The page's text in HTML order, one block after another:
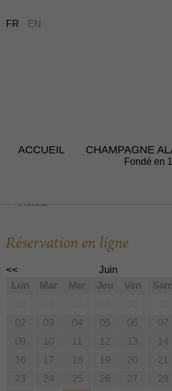
FR EN
ACCUEIL CHAMPAGNE
Fondé en
Retour
Réservation en ligne
<< Juin
Lun
Mar Mer Jeu Ven Sam
02
03 04 05 06 07
09
10 11 12 13 14
16
17 18 19 20 21
23
24 25 26 27 28